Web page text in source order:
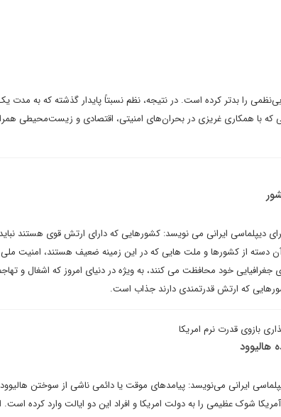
را بدتر کرده است. در نتیجه، نظم نسبتاً پایدار گذشته که به
که با همکاری غریزی در بحران‌های امنیتی، اقتصادی و زیست‌محیطی
دیپلماسی ایرانی می نویسد: کشورهایی که دارای ارتش قوی هستند نباید
دسته از کشورها و ملت هایی که در این زمینه ضعیف هستند، امنیت
خود محافظت می کنند، به ویژه در دنیای امروز که اشغال و
که ارتش قدرتمندی دارند جذاب است.
بازوی قدرت نرم امریکا
هالیوود
ایرانی می‌نویسد: پیامدهای موقت یا دائمی ناشی از سوختن هالیوود
شوک عظیمی را به دولت امریکا و افراد این دو ایالت وارد کرده